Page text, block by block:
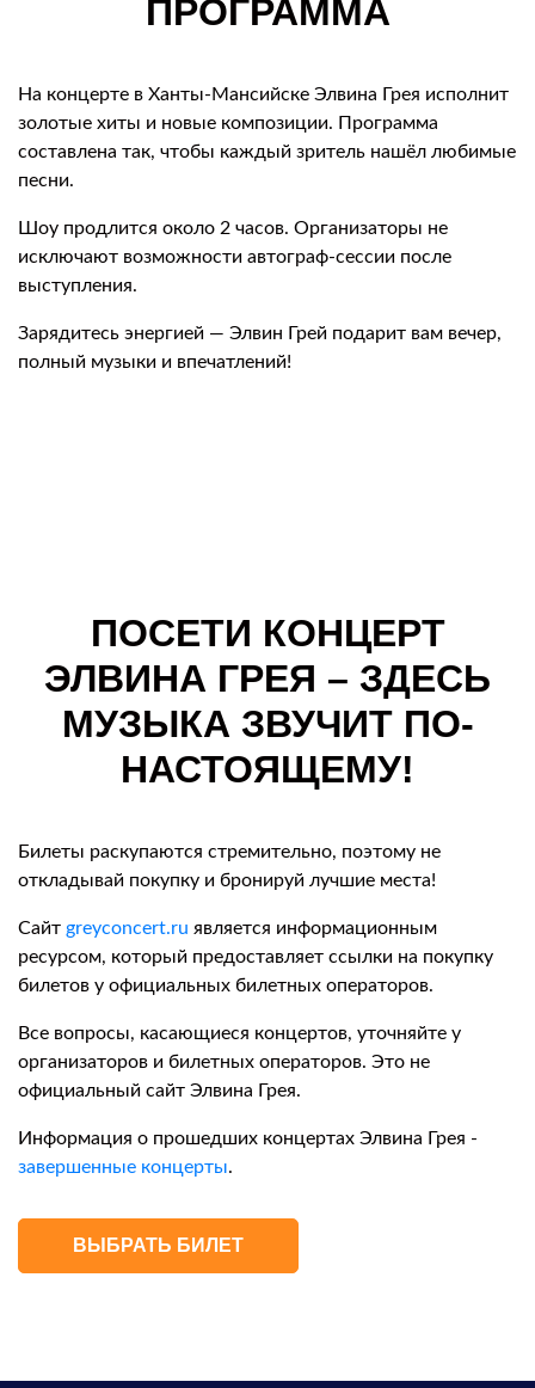
ПРОГРАММА
На концерте в Ханты-Мансийске Элвина Грея исполнит
золотые хиты и новые композиции. Программа
составлена так, чтобы каждый зритель нашёл любимые
песни.
Шоу продлится около 2 часов. Организаторы не
исключают возможности автограф-сессии после
выступления.
Зарядитесь энергией — Элвин Грей подарит вам вечер,
полный музыки и впечатлений!
ПОСЕТИ КОНЦЕРТ
ЭЛВИНА ГРЕЯ – ЗДЕСЬ
МУЗЫКА ЗВУЧИТ ПО-
НАСТОЯЩЕМУ!
Билеты раскупаются стремительно, поэтому не
откладывай покупку и бронируй лучшие места!
Сайт greyconcert.ru является информационным
ресурсом, который предоставляет ссылки на покупку
билетов у официальных билетных операторов.
Все вопросы, касающиеся концертов, уточняйте у
организаторов и билетных операторов. Это не
официальный сайт Элвина Грея.
Информация о прошедших концертах Элвина Грея -
завершенные концерты.
ВЫБРАТЬ БИЛЕТ